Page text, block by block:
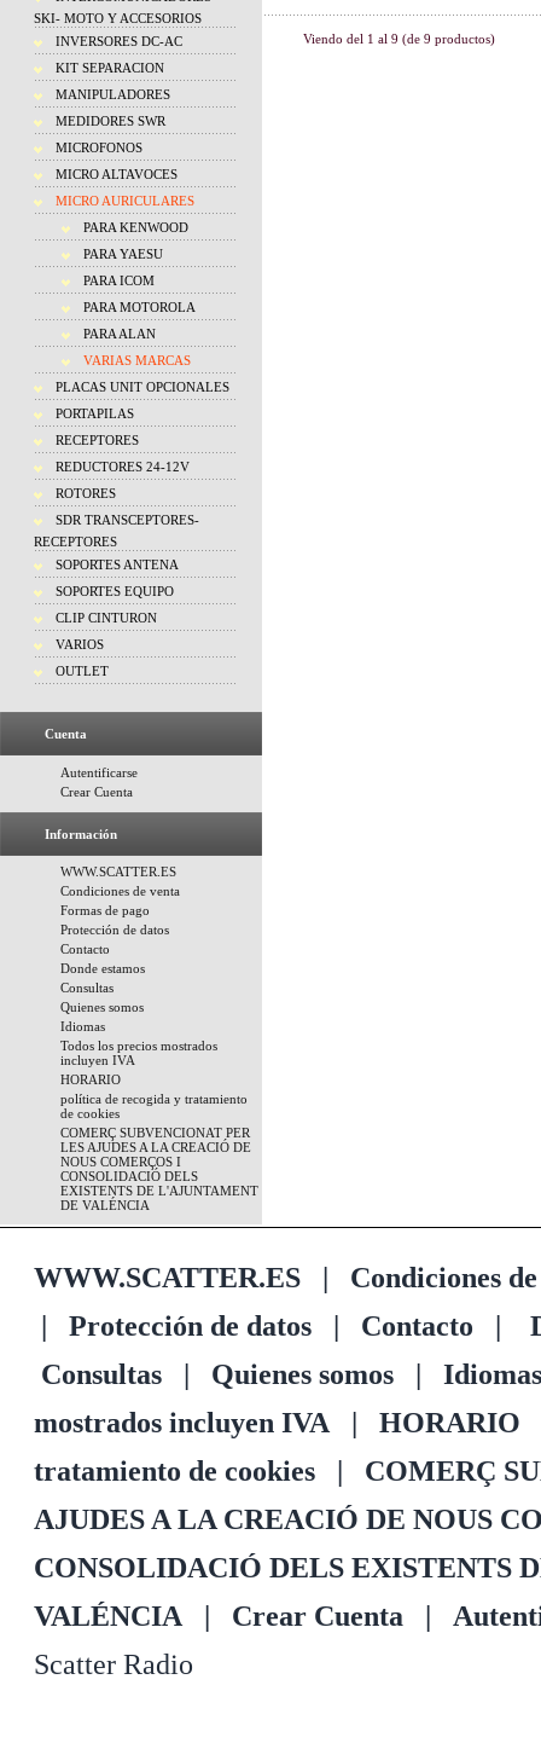
SKI- MOTO Y ACCESORIOS
INVERSORES DC-AC
KIT SEPARACION
MANIPULADORES
MEDIDORES SWR
MICROFONOS
MICRO ALTAVOCES
MICRO AURICULARES
PARA KENWOOD
PARA YAESU
PARA ICOM
PARA MOTOROLA
PARA ALAN
VARIAS MARCAS
PLACAS UNIT OPCIONALES
PORTAPILAS
RECEPTORES
REDUCTORES 24-12V
ROTORES
SDR TRANSCEPTORES-
RECEPTORES
SOPORTES ANTENA
SOPORTES EQUIPO
CLIP CINTURON
VARIOS
OUTLET
Cuenta
Autentificarse
Crear Cuenta
Información
WWW.SCATTER.ES
Condiciones de venta
Formas de pago
Protección de datos
Contacto
Donde estamos
Consultas
Quienes somos
Idiomas
Todos los precios mostrados
incluyen IVA
HORARIO
política de recogida y tratamiento
de cookies
COMERÇ SUBVENCIONAT PER
LES AJUDES A LA CREACIÓ DE
NOUS COMERÇOS I
CONSOLIDACIÓ DELS
EXISTENTS DE L'AJUNTAMENT
DE VALÉNCIA
Viendo del 1 al 9 (de 9 productos)
WWW.SCATTER.ES | Condiciones
| Protección de datos | Contacto |
Consultas | Quienes somos | Idiomas
mostrados incluyen IVA | HORARIO
tratamiento de cookies | COMERÇ
AJUDES A LA CREACIÓ DE NOUS
CONSOLIDACIÓ DELS EXISTENTS
VALÉNCIA | Crear Cuenta |
Scatter Radio